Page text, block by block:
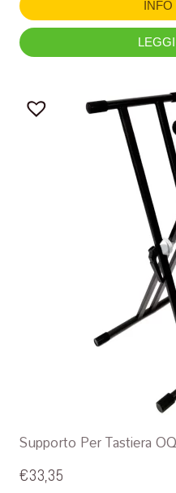
INFO
Supporto Per Tastiera
€33,35